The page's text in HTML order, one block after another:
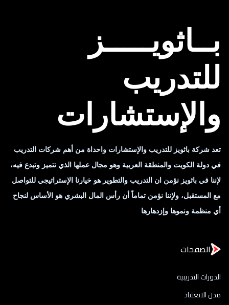
بــاثويـــــز
للتدريب
والإستشارات
تعد شركة باثويز للتدريب والإستشارات واحداة من أهم شركات التدريب
في دولة الكويت والمنطقة العربية وهو مجال عملها الذي تتميز وتبدع فيه،
لإننا في باثويز نؤمن ان التدريب والتطوير هو خيارنا الإستراتيجي للتواصل
مع المستقبل، ولإننا نؤمن تماماً أن رأس المال البشري هو الأساس لنجاح
أي منظمة ونموها وإزدهارها
الصفحات
الدورات التدريبية
مدن الانعقاد